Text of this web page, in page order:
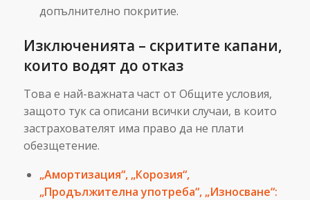
допълнително покритие.
Изключенията – скритите капани,
които водят до отказ
Това е най-важната част от Общите условия,
защото тук са описани всички случаи, в които
застрахователят има право да не плати
обезщетение.
„Амортизация“, „Корозия“,
„Продължителна употреба“, „Износване“: